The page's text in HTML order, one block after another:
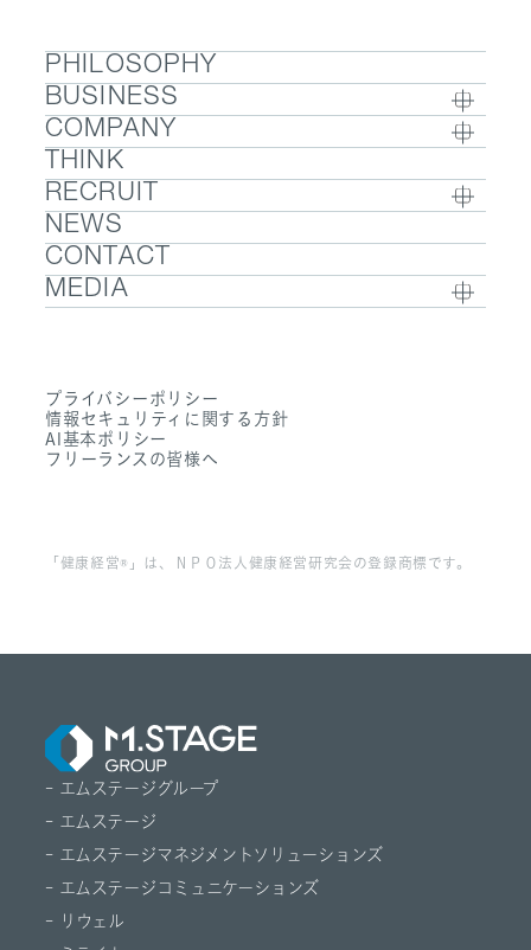
PHILOSOPHY
BUSINESS
BUSINESS TOP
- ウェルビーイング
- 医療人材
- 医業承継M&A
COMPANY
COMPANY TOP / グループ代表挨拶・会社概
要
- グループ企業一覧・事業拠点
- 数字で見るエムステージグループ
THINK
RECRUIT
RECRUIT TOP
- 採用メッセージ
- 社内制度
- 働く環境
- FAQ
NEWS
CONTACT
MEDIA
- Dr. アルなび
プライバシーポリシー
情報セキュリティに関する方針
AI基本ポリシー
フリーランスの皆様へ
「健康経営®」は、ＮＰＯ法人健康経営研究会の登録商標です。
- エムステージグループ
- エムステージ
- エムステージマネジメントソリューションズ
- エムステージコミュニケーションズ
- リウェル